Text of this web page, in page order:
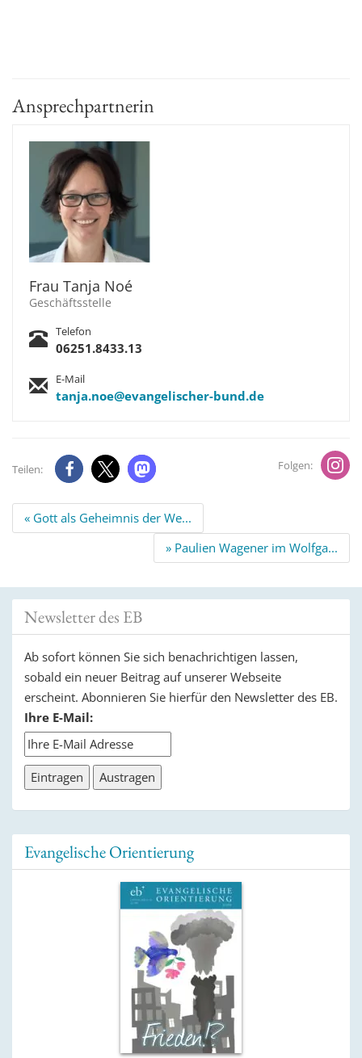
Ansprechpartnerin
Frau Tanja Noé
Geschäftsstelle
Telefon
06251.8433.13
E-Mail
tanja.noe@evangelischer-bund.de
Teilen: Folgen:
Beitrags
Navigation
« Gott als Geheimnis der We...
» Paulien Wagener im Wolfga...
Newsletter des EB
Ab sofort können Sie sich benachrichtigen lassen,
sobald ein neuer Beitrag auf unserer Webseite
erscheint. Abonnieren Sie hierfür den Newsletter des EB.
Ihre E-Mail:
Evangelische Orientierung